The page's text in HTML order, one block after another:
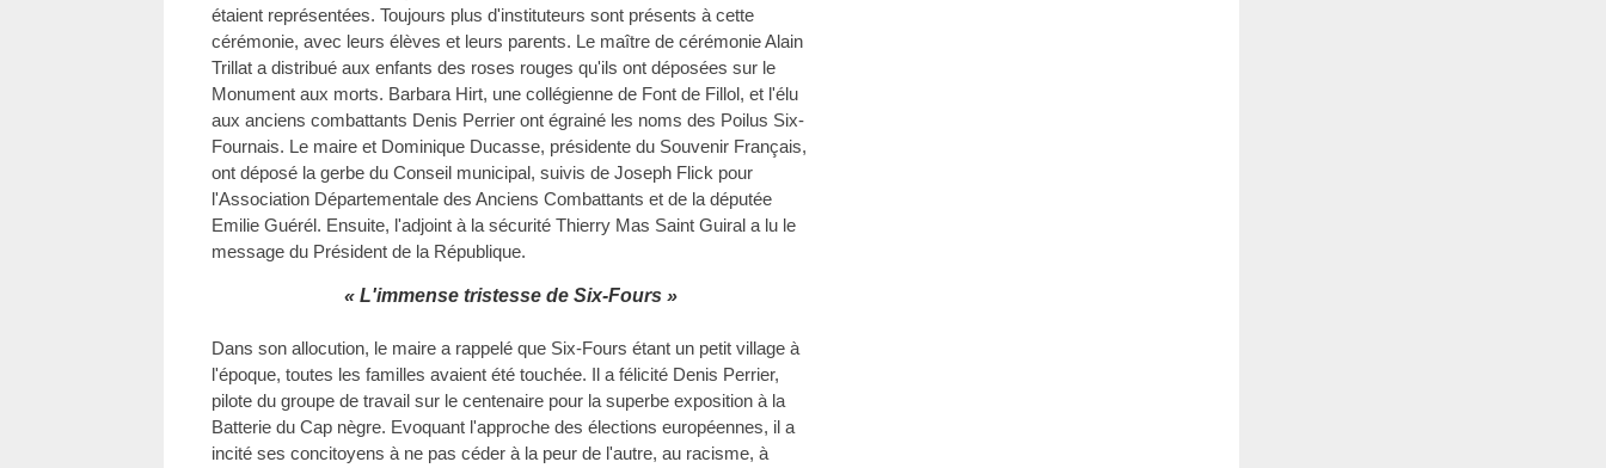
étaient représentées. Toujours plus d'instituteurs sont présents à cette
cérémonie, avec leurs élèves et leurs parents. Le maître de cérémonie Alain
Trillat a distribué aux enfants des roses rouges qu'ils ont déposées sur le
Monument aux morts. Barbara Hirt, une collégienne de Font de Fillol, et l'élu
aux anciens combattants Denis Perrier ont égrainé les noms des Poilus Six-
Fournais. Le maire et Dominique Ducasse, présidente du Souvenir Français,
ont déposé la gerbe du Conseil municipal, suivis de Joseph Flick pour
l'Association Départementale des Anciens Combattants et de la députée
Emilie Guérél. Ensuite, l'adjoint à la sécurité Thierry Mas Saint Guiral a lu le
message du Président de la République.
« L'immense tristesse de Six-Fours »
Dans son allocution, le maire a rappelé que Six-Fours étant un petit village à
l'époque, toutes les familles avaient été touchée. Il a félicité Denis Perrier,
pilote du groupe de travail sur le centenaire pour la superbe exposition à la
Batterie du Cap nègre. Evoquant l'approche des élections européennes, il a
incité ses concitoyens à ne pas céder à la peur de l'autre, au racisme, à